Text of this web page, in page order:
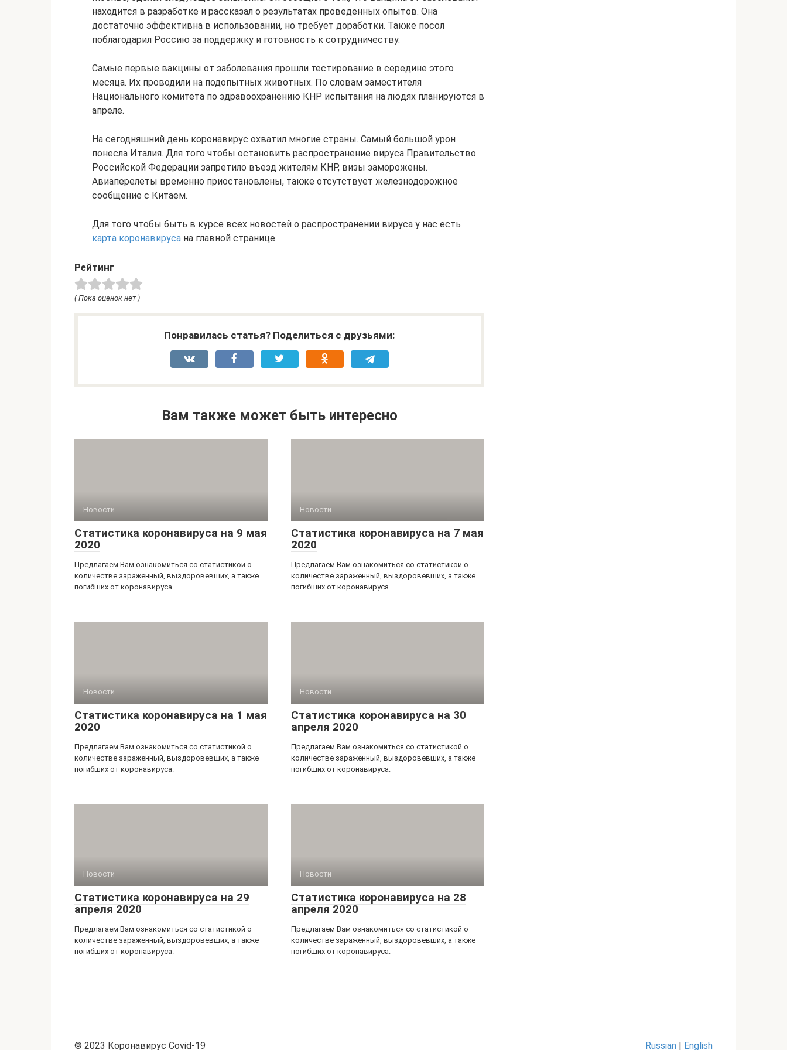
находится в разработке и рассказал о результатах проведенных опытов. Она
достаточно эффективна в использовании, но требует доработки. Также посол
поблагодарил Россию за поддержку и готовность к сотрудничеству.
Самые первые вакцины от заболевания прошли тестирование в середине этого
месяца. Их проводили на подопытных животных. По словам заместителя
Национального комитета по здравоохранению КНР испытания на людях планируются в
апреле.
На сегодняшний день коронавирус охватил многие страны. Самый большой урон
понесла Италия. Для того чтобы остановить распространение вируса Правительство
Российской Федерации запретило въезд жителям КНР, визы заморожены.
Авиаперелеты временно приостановлены, также отсутствует железнодорожное
сообщение с Китаем.
Для того чтобы быть в курсе всех новостей о распространении вируса у нас есть
карта коронавируса на главной странице.
Рейтинг
( Пока оценок нет )
Понравилась статья? Поделиться с друзьями:
Вам также может быть интересно
Новости
Статистика коронавируса на 9 мая
2020
Предлагаем Вам ознакомиться со статистикой о
количестве зараженный, выздоровевших, а также
погибших от коронавируса.
Новости
Статистика коронавируса на 7 мая
2020
Предлагаем Вам ознакомиться со статистикой о
количестве зараженный, выздоровевших, а также
погибших от коронавируса.
Новости
Статистика коронавируса на 1 мая
2020
Предлагаем Вам ознакомиться со статистикой о
количестве зараженный, выздоровевших, а также
погибших от коронавируса.
Новости
Статистика коронавируса на 30
апреля 2020
Предлагаем Вам ознакомиться со статистикой о
количестве зараженный, выздоровевших, а также
погибших от коронавируса.
Новости
Статистика коронавируса на 29
апреля 2020
Предлагаем Вам ознакомиться со статистикой о
количестве зараженный, выздоровевших, а также
погибших от коронавируса.
Новости
Статистика коронавируса на 28
апреля 2020
Предлагаем Вам ознакомиться со статистикой о
количестве зараженный, выздоровевших, а также
погибших от коронавируса.
© 2023 Коронавирус Covid-19 Russian | English